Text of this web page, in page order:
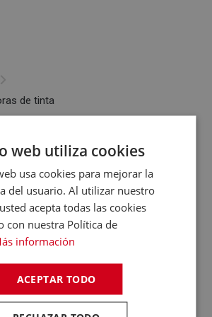
de tinta
de tinta y
y
y Tarjetas
web utiliza cookies
usa cookies para mejorar la
del usuario. Al utilizar nuestro
acepta todas las cookies
con nuestra Política de
información
ACEPTAR TODO